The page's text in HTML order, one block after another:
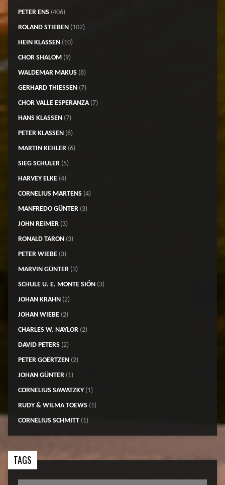
PETER ENS(406)
ROLAND STIEBEN(102)
HEIN KLASSEN(10)
CHOR SHALOM(9)
WALDEMAR MAKUS(8)
GERHARD THIESSEN(7)
CHOR VALLE ESPERANZA(7)
HANS KLASSEN(7)
PETER KLASSEN(6)
MARTIN KEHLER(6)
SIEG SCHULER(5)
HARVEY ELKE(4)
CORNELIUS MARTENS(4)
MANFREDO GÜNTER(3)
JOHN REIMER(3)
RONALD TARON(3)
PETER WIEBE(3)
MARVIN GÜNTER(3)
SCHULE U. E. MONTE SIÓN(3)
JOHAN KRAHN(2)
JOHAN WIEBE(2)
CHARLES W. NAYLOR(2)
DAVID PETERS(2)
PETER GOERTZEN(2)
JOHAN GÜNTER(1)
CORNELIUS SAWATZKY(1)
RUDY & WILMA TOEWS(1)
CORNELIUS SCHMITT(1)
TAGS